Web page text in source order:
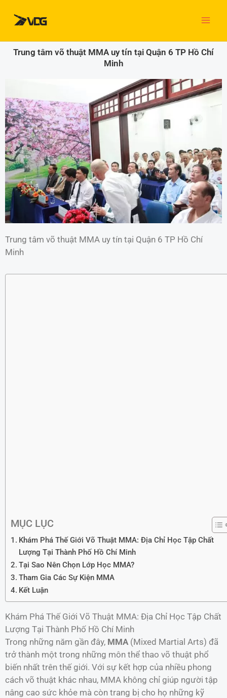
dung
Trung tâm võ thuật MMA uy tín tại Quận 6 TP Hồ Chí
Minh
Trung tâm võ thuật MMA uy tín tại Quận 6 TP Hồ Chí
Minh
MỤC LỤC
Khám Phá Thế Giới Võ Thuật MMA: Địa Chỉ Học Tập Chất
Lượng Tại Thành Phố Hồ Chí Minh
Tại Sao Nên Chọn Lớp Học MMA?
Tham Gia Các Sự Kiện MMA
Kết Luận
Khám Phá Thế Giới Võ Thuật MMA: Địa Chỉ Học Tập Chất
Lượng Tại Thành Phố Hồ Chí Minh
Trong những năm gần đây, MMA (Mixed Martial Arts) đã
trở thành một trong những môn thể thao võ thuật phổ
biến nhất trên thế giới. Với sự kết hợp của nhiều phong
cách võ thuật khác nhau, MMA không chỉ giúp người tập
nâng cao sức khỏe mà còn trang bị cho họ những kỹ